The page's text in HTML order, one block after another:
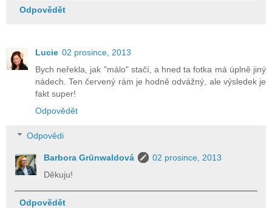
Odpovědět
Lucie 02 prosince, 2013
Bych neřekla, jak "málo" stačí, a hned ta fotka má úplně jiný
nádech. Ten červený rám je hodně odvážný, ale výsledek je
fakt super!
Odpovědět
Odpovědi
Barbora Grünwaldová
02 prosince, 2013
Děkuju!
Odpovědět